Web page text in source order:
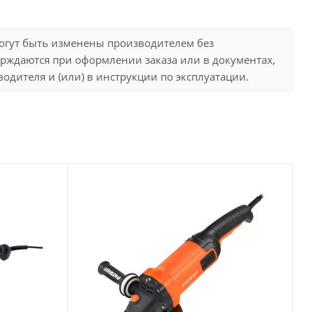
быть изменены производителем без
при оформлении заказа или в документах,
и (или) в инструкции по эксплуатации.